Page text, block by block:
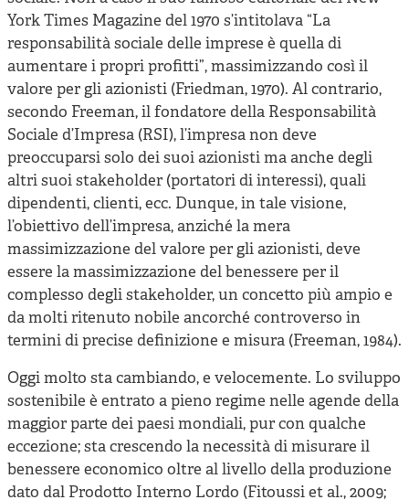
York Times Magazine del 1970 s’intitolava “La
responsabilità sociale delle imprese è quella di
aumentare i propri profitti”, massimizzando così il
valore per gli azionisti (Friedman, 1970). Al contrario,
secondo Freeman, il fondatore della Responsabilità
Sociale d’Impresa (RSI), l’impresa non deve
preoccuparsi solo dei suoi azionisti ma anche degli
altri suoi stakeholder (portatori di interessi), quali
dipendenti, clienti, ecc. Dunque, in tale visione,
l’obiettivo dell’impresa, anziché la mera
massimizzazione del valore per gli azionisti, deve
essere la massimizzazione del benessere per il
complesso degli stakeholder, un concetto più ampio e
da molti ritenuto nobile ancorché controverso in
termini di precise definizione e misura (Freeman, 1984).
Oggi molto sta cambiando, e velocemente. Lo sviluppo
sostenibile è entrato a pieno regime nelle agende della
maggior parte dei paesi mondiali, pur con qualche
eccezione; sta crescendo la necessità di misurare il
benessere economico oltre al livello della produzione
dato dal Prodotto Interno Lordo (Fitoussi et al., 2009;